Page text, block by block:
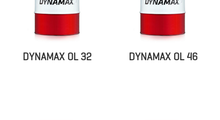
DYNAMAX OL 32 DYNAMAX OL 46